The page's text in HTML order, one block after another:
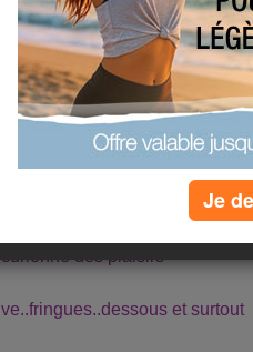
des plaisirs
et surtout
Je